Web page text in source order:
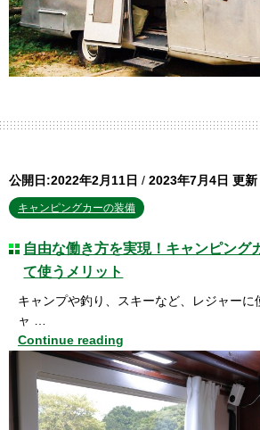
公開日:2022年2月11日 / 2023年7月4日 更新
キャンピングカーの装備
自由な働き方を実現！キャンピング
て使うメリット
キャンプや釣り、スキーなど、レジャーに
ャ …
Continue reading